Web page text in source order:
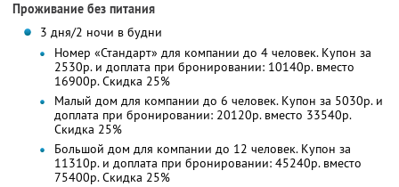
Проживание без питания
3 дня/2 ночи в будни
Номер «Стандарт» для компании до 4 человек. Купон за
2530р. и доплата при бронировании: 10140р. вместо
16900р. Скидка 25%
Малый дом для компании до 6 человек. Купон за 5030р. и
доплата при бронировании: 20120р. вместо 33540р.
Скидка 25%
Большой дом для компании до 12 человек. Купон за
11310р. и доплата при бронировании: 45240р. вместо
75400р. Скидка 25%